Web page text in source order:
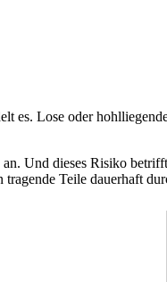
es. Lose oder
Und dieses Risiko
Teile dauerhaft